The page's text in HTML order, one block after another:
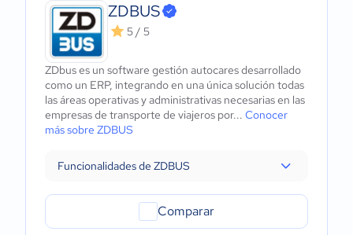
ZDBUS
5 / 5
ZDbus es un software gestión autocares desarrollado
como un ERP, integrando en una única solución todas
las áreas operativas y administrativas necesarias en las
empresas de transporte de viajeros por... Conocer
más sobre ZDBUS
Funcionalidades de ZDBUS
Comparar